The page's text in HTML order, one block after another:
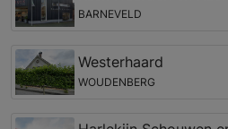
BARNEVELD
Westerhaard
WOUDENBERG